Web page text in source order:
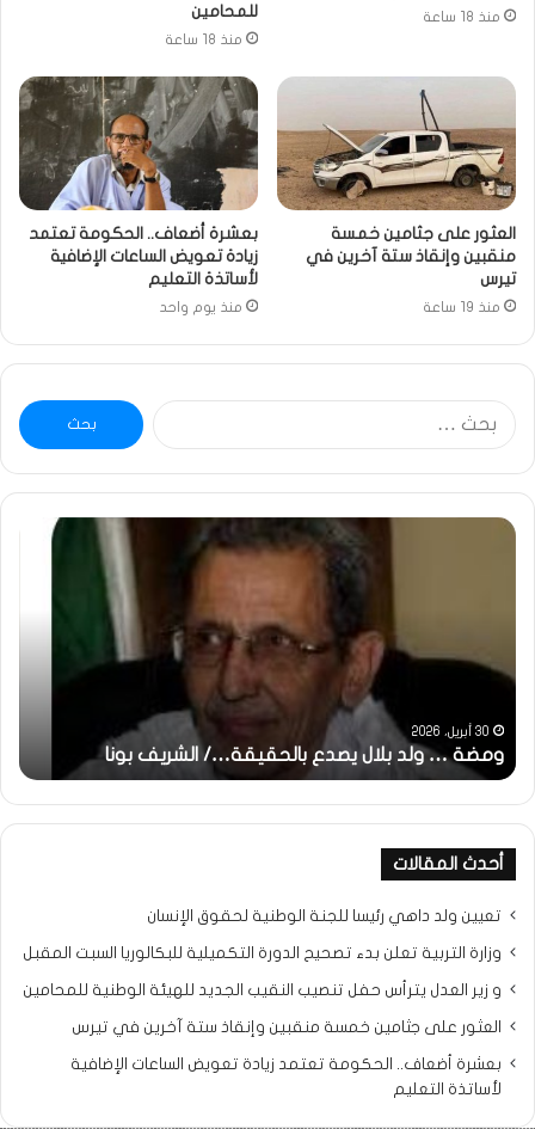
منذ 18 ساعة
للمحامين
منذ 18 ساعة
العثور على جثامين خمسة
منقبين وإنقاذ ستة آخرين في
تيرس
منذ 19 ساعة
بعشرة أضعاف.. الحكومة تعتمد
زيادة تعويض الساعات الإضافية
لأساتذة التعليم
منذ يوم واحد
البحث
عن:
ومضة
بالحقيقة…/
الشريف
30 أبريل، 2026
ومضة … ولد بلال يصدع بالحقيقة…/ الشريف بونا
أحدث المقالات
تعيين ولد داهي رئيسا للجنة الوطنية لحقوق الإنسان
وزارة التربية تعلن بدء تصحيح الدورة التكميلية للبكالوريا السبت المقبل
و زير العدل يترأس حفل تنصيب النقيب الجديد للهيئة الوطنية للمحامين
العثور على جثامين خمسة منقبين وإنقاذ ستة آخرين في تيرس
بعشرة أضعاف.. الحكومة تعتمد زيادة تعويض الساعات الإضافية
لأساتذة التعليم